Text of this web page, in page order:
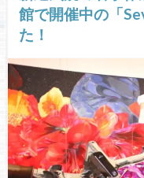
館で開催中の「
た！